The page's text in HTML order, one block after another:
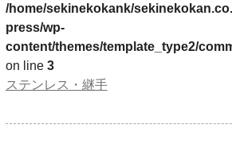
/home/sekinekokank/
press/wp-
content/themes/template_type2/
on line 3
ステンレス・継手